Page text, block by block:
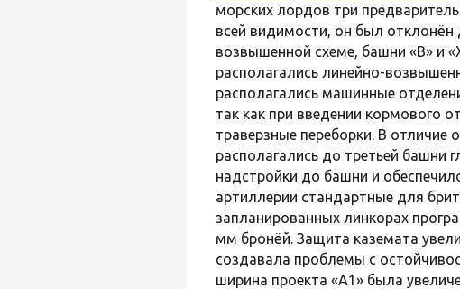
морских лордов три
всей видимости, он был отклонён
возвышенной схеме, башни «B» и
располагались линейно-
располагались машинные
так как при введении кормового
траверзные переборки. В отличие
располагались до третьей башни
надстройки до башни и
артиллерии стандартные для
запланированных линкорах
мм бронёй. Защита каземата
создавала проблемы с
ширина проекта «А1» была